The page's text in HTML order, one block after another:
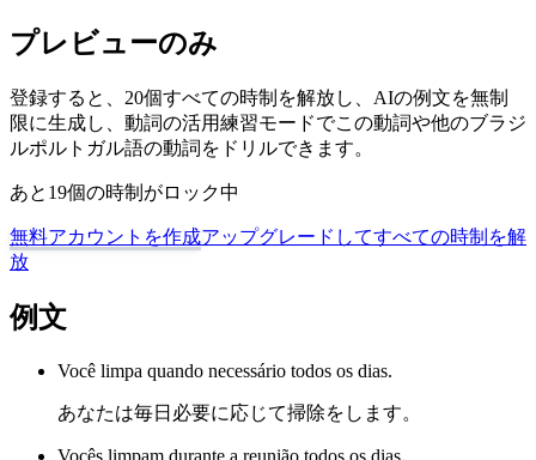
プレビューのみ
登録すると、20個すべての時制を解放し、AIの例文を無制
限に生成し、動詞の活用練習モードでこの動詞や他のブラジ
ルポルトガル語の動詞をドリルできます。
あと19個の時制がロック中
無料アカウントを作成アップグレードしてすべての時制を解
放
例文
Você limpa quando necessário todos os dias.
あなたは毎日必要に応じて掃除をします。